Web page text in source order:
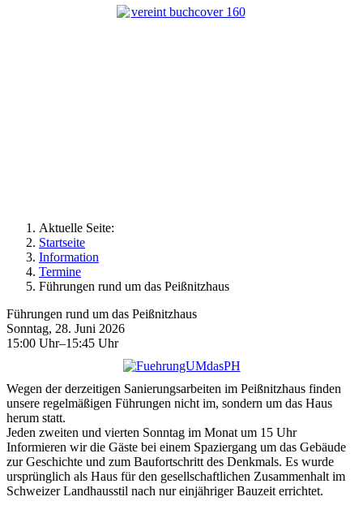
Aktuelle Seite:
Startseite
Information
Termine
Führungen rund um das Peißnitzhaus
Führungen rund um das Peißnitzhaus
Sonntag, 28. Juni 2026
15:00 Uhr–15:45 Uhr
Wegen der derzeitigen Sanierungsarbeiten im Peißnitzhaus finden
unsere regelmäßigen Führungen nicht im, sondern um das Haus
herum statt.
Jeden zweiten und vierten Sonntag im Monat um 15 Uhr
Informieren wir die Gäste bei einem Spaziergang um das Gebäude
zur Geschichte und zum Baufortschritt des Denkmals. Es wurde
ursprünglich als Haus für den gesellschaftlichen Zusammenhalt im
Schweizer Landhausstil nach nur einjähriger Bauzeit errichtet.